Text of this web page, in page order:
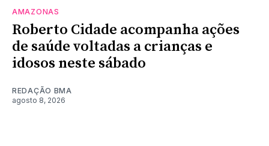
AMAZONAS
Roberto Cidade acompanha ações
de saúde voltadas a crianças e
idosos neste sábado
REDAÇÃO BMA
agosto 8, 2026